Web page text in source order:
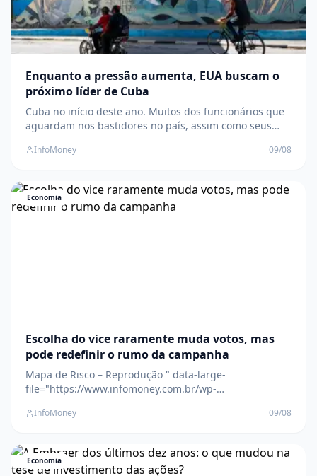
Enquanto a pressão aumenta, EUA buscam o
próximo líder de Cuba
Cuba no início deste ano. Muitos dos funcionários que
aguardam nos bastidores no país, assim como seus
linha-dura. Crédito: Lisette Poole González para o The
content/uploads/2026/08/US-
InfoMoney 09/08
Economia
Escolha do vice raramente muda votos, mas
pode redefinir o rumo da campanha
Mapa de Risco – Reprodução " data-large-
file="https://www.infomoney.com.br/wp-
fit=1280%2C713&quality=70&strip=all" />Estudo da XP
especialistas avaliam que alguns nomes podem alterar
a narrativa da disputa The pos
InfoMoney 09/08
Economia